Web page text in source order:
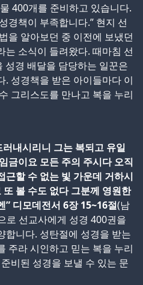
400개를 준비하고 있습니다.
경책이 부족합니다.” 현지 선
을 알아보던 중 이전에 보냈던
는 소식이 들려왔다. 때마침 선
성경 배달을 담당하는 일꾼은
. 성경책을 받은 아이들마다 이
그리스도를 만나고 복을 누리
내시리니 그는 복되고 유일
금이요 모든 주의 주시다 오직
근할 수 없는 빛 가운데 거하시
볼 수도 없다 그분께 영원한
” 디모데전서 6장 15~16절(남
로 선교사에게 성경 400권을
합니다. 성탄절에 성경을 받는
주라 시인하고 믿는 복을 누리
비된 성경을 보낼 수 있는 문